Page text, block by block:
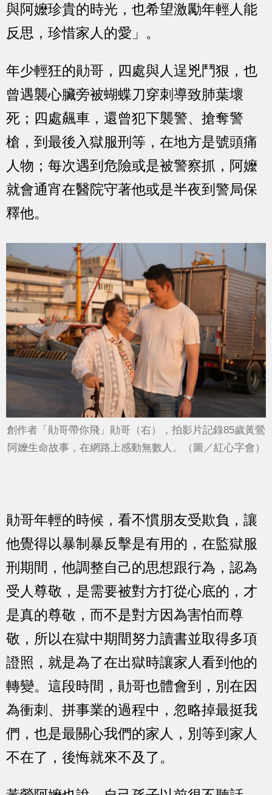
與阿嬤珍貴的時光，也希望激勵年輕人能
反思，珍惜家人的愛」。
年少輕狂的勛哥，四處與人逞兇鬥狠，也
曾遇襲心臟旁被蝴蝶刀穿刺導致肺葉壞
死；四處飆車，還曾犯下襲警、搶奪警
槍，到最後入獄服刑等，在地方是號頭痛
人物；每次遇到危險或是被警察抓，阿嬤
就會通宵在醫院守著他或是半夜到警局保
釋他。
創作者「勛哥帶你飛」勛哥（右），拍影片記錄85歲黃鶯
阿嬤生命故事，在網路上感動無數人。（圖／紅心字會）
勛哥年輕的時候，看不慣朋友受欺負，讓
他覺得以暴制暴反擊是有用的，在監獄服
刑期間，他調整自己的思想跟行為，認為
受人尊敬，是需要被對方打從心底的，才
是真的尊敬，而不是對方因為害怕而尊
敬，所以在獄中期間努力讀書並取得多項
證照，就是為了在出獄時讓家人看到他的
轉變。這段時間，勛哥也體會到，別在因
為衝刺、拼事業的過程中，忽略掉最挺我
們，也是最關心我們的家人，別等到家人
不在了，後悔就來不及了。